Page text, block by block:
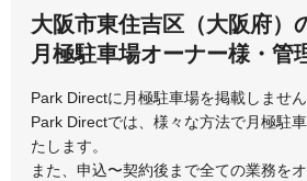
大阪市淀川区 貝塚市
柏原市 交野
門真市 河内
岸和田市
大阪市東住吉区（大阪府）
月極駐車場オーナー様・管
Park Directに月極駐車場を掲載しません
Park Directでは、様々な方法で月極駐
たします。
また、申込〜契約後まで全ての業務を